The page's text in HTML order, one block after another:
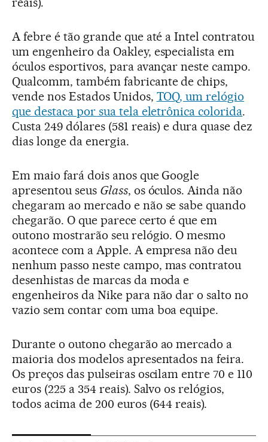
A febre é tão grande que até a Intel contratou
um engenheiro da Oakley, especialista em
óculos esportivos, para avançar neste campo.
Qualcomm, também fabricante de chips,
vende nos Estados Unidos, TOQ, um relógio
que destaca por sua tela eletrônica colorida.
Custa 249 dólares (581 reais) e dura quase dez
dias longe da energia.
Em maio fará dois anos que Google
apresentou seus Glass, os óculos. Ainda não
chegaram ao mercado e não se sabe quando
chegarão. O que parece certo é que em
outono mostrarão seu relógio. O mesmo
acontece com a Apple. A empresa não deu
nenhum passo neste campo, mas contratou
desenhistas de marcas da moda e
engenheiros da Nike para não dar o salto no
vazio sem contar com uma boa equipe.
Durante o outono chegarão ao mercado a
maioria dos modelos apresentados na feira.
Os preços das pulseiras oscilam entre 70 e 110
euros (225 a 354 reais). Salvo os relógios,
todos acima de 200 euros (644 reais).